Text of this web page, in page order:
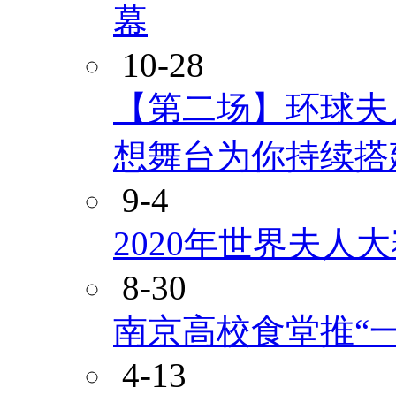
幕
10-28
【第二场】环球
想舞台为你持续
9-4
2020年世界夫人
8-30
南京高校食堂推“
4-13